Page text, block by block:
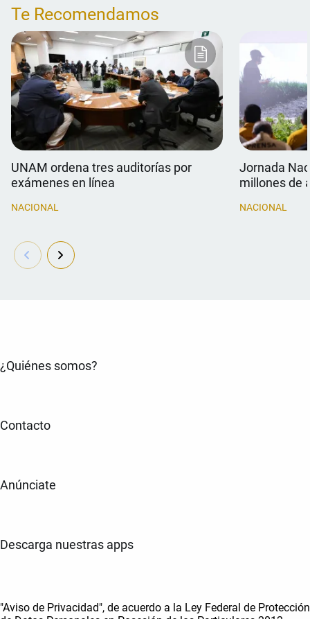
Te Recomendamos
UNAM ordena tres auditorías por
exámenes en línea
NACIONAL
Jornada
millones de
NACIONAL
¿Quiénes somos?
Contacto
Anúnciate
Descarga nuestras apps
"Aviso de Privacidad", de acuerdo a la Ley Federal de Protección